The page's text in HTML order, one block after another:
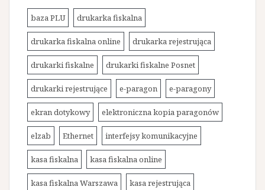
baza PLU drukarka fiskalna
drukarka fiskalna online drukarka rejestrująca
drukarki fiskalne drukarki fiskalne Posnet
drukarki rejestrujące e-paragon e-paragony
ekran dotykowy elektroniczna kopia paragonów
elzab Ethernet interfejsy komunikacyjne
kasa fiskalna kasa fiskalna online
kasa fiskalna Warszawa kasa rejestrująca